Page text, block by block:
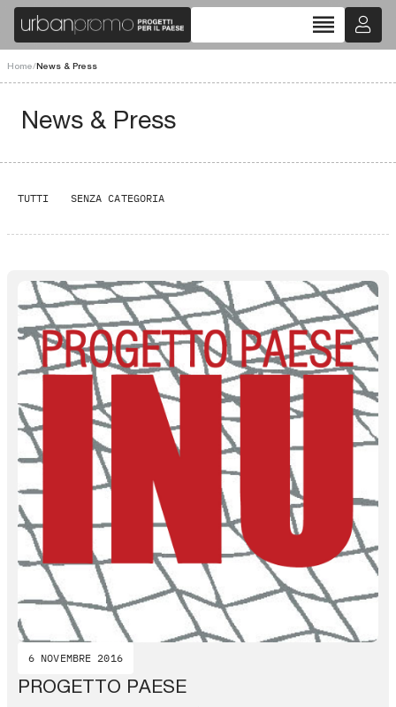
reorder
Home/News & Press
News & Press
TUTTI SENZA CATEGORIA
6 NOVEMBRE 2016
PROGETTO PAESE